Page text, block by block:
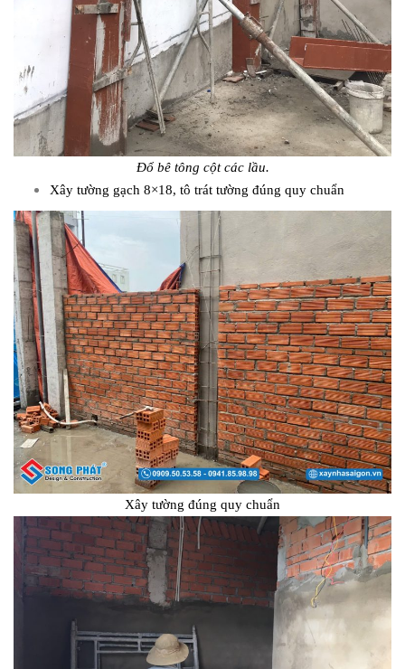
Đổ bê tông cột các lầu.
Xây tường gạch 8×18, tô trát tường đúng quy chuẩn
Xây tường đúng quy chuẩn